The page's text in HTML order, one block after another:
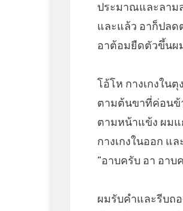
ประมาณและลาม
และแล้ว อาก็ปลด
อาต้อมยืดตัวขึ้นผ
โอ้โห กางเกงในตุ
ตามต้นขาที่ค่อนข้
ตามหน้าแข้ง ผม
กางเกงในออก แ
“อาบครับ อา อาบ
ผมรับคำและรีบถ